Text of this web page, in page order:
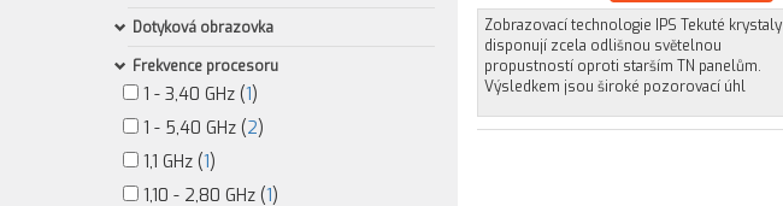
Dotyková obrazovka
Frekvence procesoru
1 - 3,40 GHz (1)
1 - 5,40 GHz (2)
1,1 GHz (1)
1,10 - 2,80 GHz (1)
Zobrazovací technologie IPS Tekuté krystaly
disponují zcela odlišnou světelnou
propustností oproti starším TN panelům.
Výsledkem jsou široké pozorovací úhl